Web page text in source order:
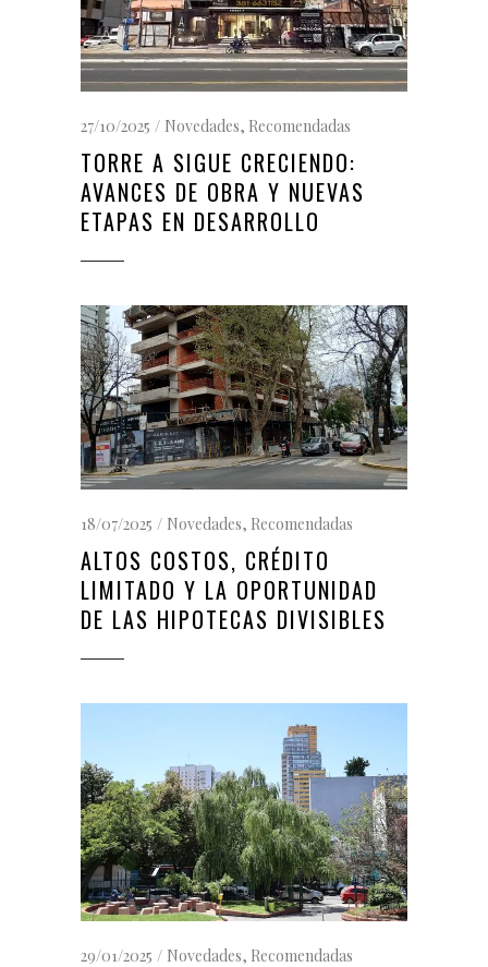
27/10/2025 Novedades, Recomendadas
TORRE A SIGUE CRECIENDO:
AVANCES DE OBRA Y NUEVAS
ETAPAS EN DESARROLLO
18/07/2025 Novedades, Recomendadas
ALTOS COSTOS, CRÉDITO
LIMITADO Y LA OPORTUNIDAD
DE LAS HIPOTECAS DIVISIBLES
29/01/2025 Novedades, Recomendadas